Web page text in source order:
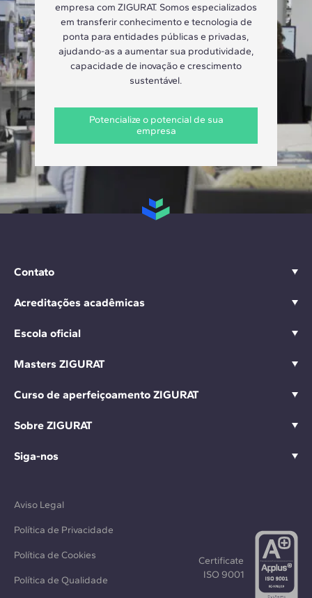
empresa com ZIGURAT. Somos especializados
em transferir conhecimento e tecnologia de
ponta para entidades públicas e privadas,
ajudando-as a aumentar sua produtividade,
capacidade de inovação e crescimento
sustentável.
Potencialize o potencial de sua
empresa
Contato
Acreditações acadêmicas
Escola oficial
Masters ZIGURAT
Curso de aperfeiçoamento ZIGURAT
Sobre ZIGURAT
Siga-nos
Aviso Legal
Política de Privacidade
Política de Cookies
Política de Qualidade
Certificate
ISO 9001